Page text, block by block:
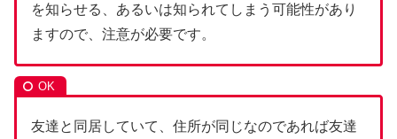
を知らせる、あるいは知られてしまう可能性があり
ますので、注意が必要です。
友達と同居していて、住所が同じなのであれば友達